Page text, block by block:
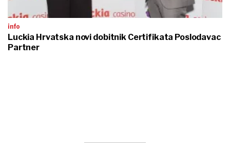
info
Luckia Hrvatska novi dobitnik Certifikata Poslodavac
Partner